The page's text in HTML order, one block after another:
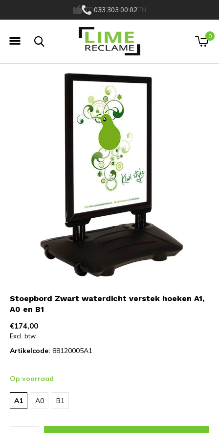
033 303 00 02
0
Stoepbord Zwart waterdicht verstek hoeken A1,
A0 en B1
€174,00
Excl. btw
Artikelcode: 88120005A1
Op voorraad
A1 A0 B1